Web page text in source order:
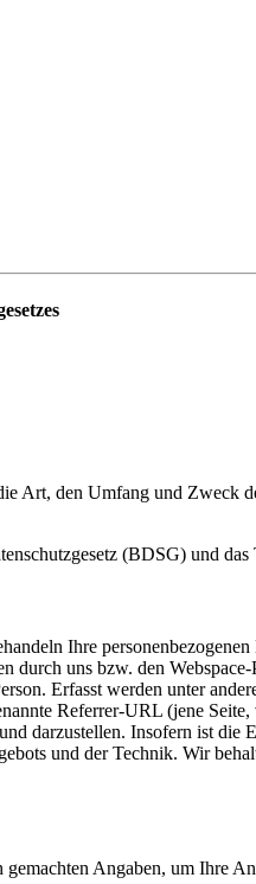
Art, den Umfang und
(BDSG) und
Ihre
uns bzw. den
Erfasst werden unter
Referrer-URL (jene
darzustellen. Insofern ist
und der Technik. Wir
Angaben, um Ihre